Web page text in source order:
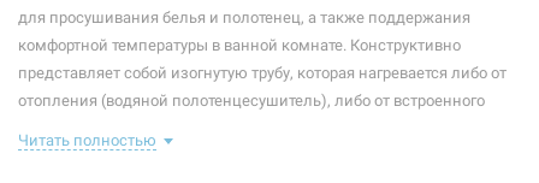
Тип крепления: стационарный
Тип подключения: левосторонний
Материал корпуса:
для просушивания белья и полотенец, а также поддержания
комфортной температуры в ванной комнате. Конструктивно
представляет собой изогнутую трубу, которая нагревается либо от
отопления (водяной полотенцесушитель), либо от встроенного
правильно подобранный полотенцесушитель станет
Читать полностью